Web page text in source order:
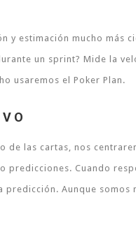
y estimación mucho más
un sprint? Mide la
usaremos el Poker Plan.
de las cartas, nos
predicciones. Cuando
Aunque somos